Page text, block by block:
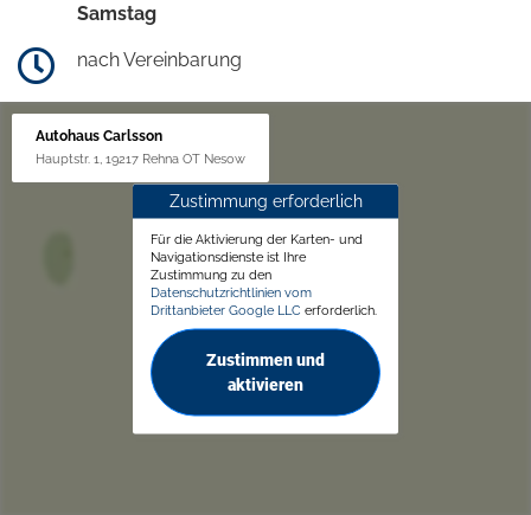
Samstag
nach Vereinbarung
Autohaus Carlsson
Hauptstr. 1, 19217 Rehna OT Nesow
Zustimmung erforderlich
Für die Aktivierung der Karten- und
Navigationsdienste ist Ihre
Zustimmung zu den
Datenschutzrichtlinien vom
Drittanbieter Google LLC erforderlich.
Zustimmen und
aktivieren